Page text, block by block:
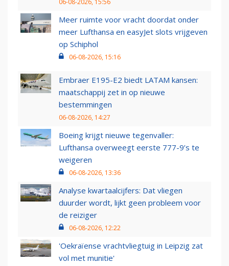
06-08-2026, 15:56
Meer ruimte voor vracht doordat onder
meer Lufthansa en easyJet slots vrijgeven
op Schiphol
06-08-2026, 15:16
Embraer E195-E2 biedt LATAM kansen:
maatschappij zet in op nieuwe
bestemmingen
06-08-2026, 14:27
Boeing krijgt nieuwe tegenvaller:
Lufthansa overweegt eerste 777-9’s te
weigeren
06-08-2026, 13:36
Analyse kwartaalcijfers: Dat vliegen
duurder wordt, lijkt geen probleem voor
de reiziger
06-08-2026, 12:22
'Oekraïense vrachtvliegtuig in Leipzig zat
vol met munitie'